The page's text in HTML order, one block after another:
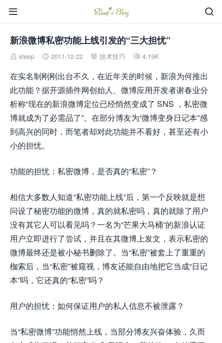


新浪微博私密功能上线引发的“三大担忧”
 sleep  2011-12-22  技术技巧  4.19K
在实名制刚刚出台不久，在近年关的时候，新浪为何推出
此功能？据开源插件网创始人、微博应用开发者谢春业分
析称“现在的新浪微博定位已经悄然变成了 SNS ，私密微
博就成为了必需品了”。在部分博友为“微博变身日记本”感
到高兴的同时，而笔者却对此功能并不看好，甚至还有小
小的担忧。
功能的担忧：私密微博，是否真的“私密”？
相信大多数人知道“私密功能上线”后，第一个反映就是想
问设了秘密功能的微博，真的就私密吗，真的就除了用户
没有其它人可以看见吗？一名为“芒果大马桶”的新浪认证
用户立即进行了尝试，并且在其微博上发文，表示私密的
微博最终还是被小秘书删除了。当“私密”被套上了重重的
枷索后，当“私密”被窥视，博友还能自由地把它当成“日记
本”吗，它还真的“私密”吗？
用户的担忧：如何保证用户的私人信息不被泄露？
当“私密微博”功能悄然上线，当部分博友兴奋体验，久而